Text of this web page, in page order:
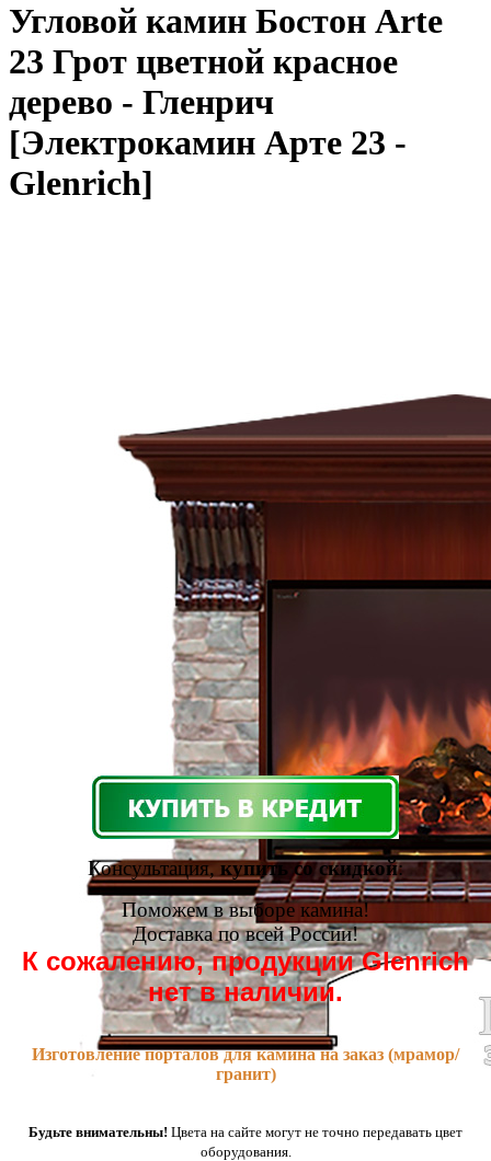
Угловой камин Бостон Arte
23 Грот цветной красное
дерево - Гленрич
[Электрокамин Арте 23 -
Glenrich]
Консультация,купить со скидкой:
Поможем в выборе камина!
Доставка по всей России!
К сожалению, продукции Glenrich
нет в наличии.
Изготовление порталов для камина на заказ (мрамор/
гранит)
Будьте внимательны! Цвета на сайте могут не точно передавать цвет
оборудования.